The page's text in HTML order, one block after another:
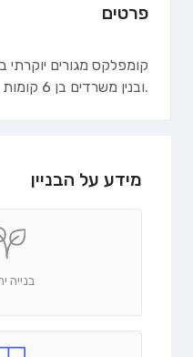
פרטים
קומפלקס מגורים יוקרתי
.ובנין משרדים בן 6 קומות
מידע על הבניין
בנייה